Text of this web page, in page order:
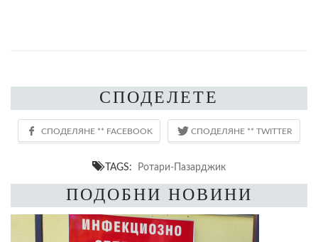
СПОДЕЛЕТЕ
TAGS: Ротари-Пазарджик
ПОДОБНИ НОВИНИ